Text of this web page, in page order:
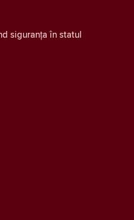
siguranța în statul